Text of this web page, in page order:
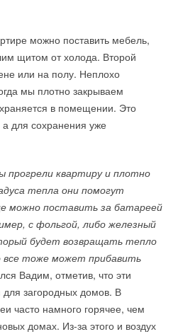
можно поставить мебель,
щитом от холода. Второй
или на полу. Неплохо
мы плотно закрываем
в помещении. Это
для сохранения уже
прогрели квартиру и плотно
тепла они помогут
можно поставить за батареей
с фольгой, либо железный
будет возвращать тепло
тоже может прибавить
Вадим, отметив, что эти
загородных домов. В
часто намного горячее, чем
домах. Из-за этого и воздух